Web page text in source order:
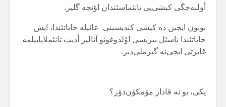
أولنەجگی کیشی‌یی تانئماسئندان اؤنجە گلیر.
بونون ایچین دە کیشی کندیسینی عائیلە حایاتئندا، ایش
حایاتئندا ناسئل بیریسی اۇلدوغونو آنالیز أدیپ تانئملایابیلمە
غایرتی ایچی‌نە گیرملی‌دیر.
پکی، بو نە قادار مۆمکۆن‌دۆر؟